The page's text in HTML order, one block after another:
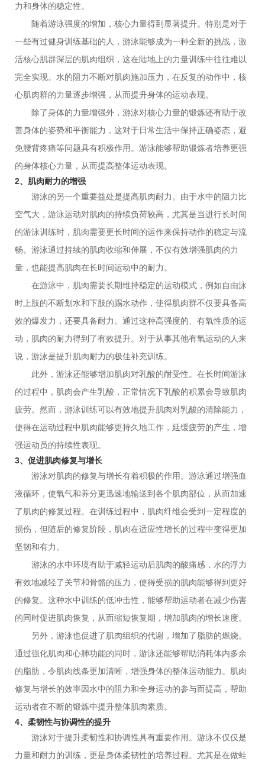
力和身体的稳定性。
随着游泳强度的增加，核心力量得到显著提升。特别是对于
一些有过健身训练基础的人，游泳能够成为一种全新的挑战，激
活核心肌群深层的肌肉组织，这在陆地上的力量训练中往往难以
完全实现。水的阻力不断对肌肉施加压力，在反复的动作中，核
心肌肉群的力量逐步增强，从而提升身体的运动表现。
除了身体的力量增强外，游泳对核心力量的锻炼还有助于改
善身体的姿势和平衡能力，这对于日常生活中保持正确姿态，避
免腰背疼痛等问题具有积极作用。游泳能够帮助锻炼者培养更强
的身体核心力量，从而提高整体运动表现。
2、肌肉耐力的增强
游泳的另一个重要益处是提高肌肉耐力。由于水中的阻力比
空气大，游泳运动对肌肉的持续负荷较高，尤其是当进行长时间
的游泳训练时，肌肉需要更长时间的运作来保持动作的稳定与流
畅。游泳通过持续的肌肉收缩和伸展，不仅有效增强肌肉的力
量，也能提高肌肉在长时间运动中的耐力。
在游泳中，肌肉需要长期维持稳定的运动模式，例如自由泳
时上肢的不断划水和下肢的踢水动作，使得肌肉群不仅要具备高
效的爆发力，还要具备耐力。通过这种高强度的、有氧性质的运
动，肌肉的耐力得到了有效提升。对于从事其他有氧运动的人来
说，游泳是提升肌肉耐力的极佳补充训练。
此外，游泳还能够增加肌肉对乳酸的耐受性。在长时间游泳
的过程中，肌肉会产生乳酸，正常情况下乳酸的积累会导致肌肉
疲劳。然而，游泳训练可以有效地提升肌肉对乳酸的清除能力，
使得在运动过程中肌肉能够更持久地工作，延缓疲劳的产生，增
强运动员的持续性表现。
3、促进肌肉修复与增长
游泳对肌肉的修复与增长有着积极的作用。游泳通过增强血
液循环，使氧气和养分更迅速地输送到各个肌肉部位，从而加速
了肌肉的修复过程。在训练过程中，肌肉纤维会受到一定程度的
损伤，但随后的修复阶段，肌肉在适应性增长的过程中变得更加
坚韧和有力。
游泳的水中环境有助于减轻运动后肌肉的酸痛感，水的浮力
有效地减轻了关节和骨骼的压力，使得受损的肌肉能够得到更好
的修复。这种水中训练的低冲击性，能够帮助运动者在减少伤害
的同时促进肌肉恢复，从而缩短恢复期，增加肌肉的增长速度。
另外，游泳也促进了肌肉组织的代谢，增加了脂肪的燃烧。
通过强化肌肉和心肺功能的同时，游泳还能够帮助消耗体内多余
的脂肪，令肌肉线条更加清晰，增强身体的整体运动能力。肌肉
修复与增长的效率因水中的阻力和全身运动的参与而提高，帮助
运动者在不断的锻炼中提升整体肌肉素质。
4、柔韧性与协调性的提升
游泳对于提升柔韧性和协调性具有重要作用。游泳不仅仅是
力量和耐力的训练，更是身体柔韧性的培养过程。尤其是在做蛙